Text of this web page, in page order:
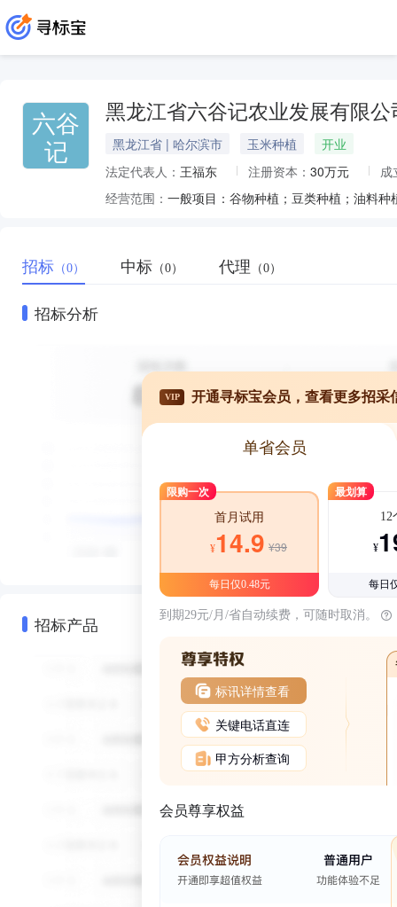
六谷
记
黑龙江省六谷记农业发展有限公
黑龙江省 | 哈尔滨市 玉米种植
开业
法定代表人： 王福东 注册资本： 30万元
成
经营范围：
招标 （0） 中标 （0） 代理 （0）
招标分析
招标产品
VIP 开通寻标宝会员，查看更多招采
单省会员
限购一次
首月试用
¥14.9 ¥39
每日仅0.48元
最划算
12
¥
每日
到期29元/月/省自动续费，可随时取消。
标讯详情查看
关键电话直连
甲方分析查询
会员尊享权益